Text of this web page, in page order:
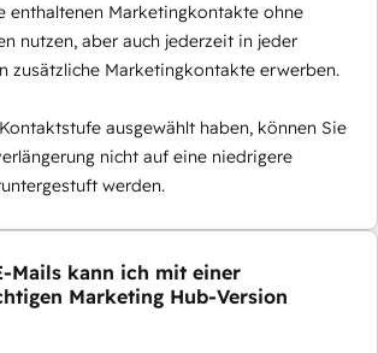
enthaltenen Marketingkontakte ohne
nutzen, aber auch jederzeit in jeder
zusätzliche Marketingkontakte erwerben.
ausgewählt haben, können Sie
nicht auf eine niedrigere
werden.
Mails kann ich mit einer
Marketing Hub-Version